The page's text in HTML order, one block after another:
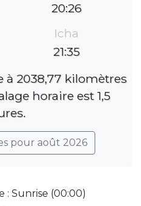
20:26
Icha
21:35
à 2038,77 kilomètres
horaire est 1,5
pour août 2026
: Sunrise (00:00)